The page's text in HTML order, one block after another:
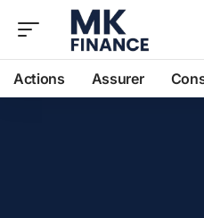
Actions Assurer